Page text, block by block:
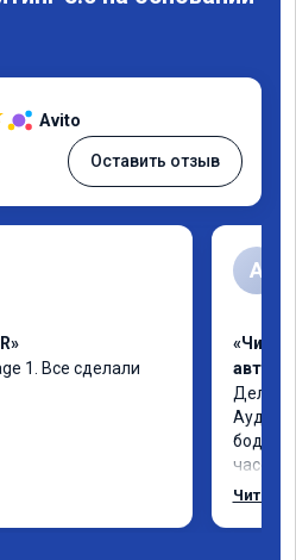
Avito
Оставить отзыв
1. Все сделали
А
«Чип
Делал
как
Читать